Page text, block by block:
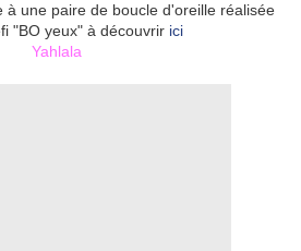
à une paire de boucle d'oreille réalisée
"BO yeux" à découvrir ici
Yahlala